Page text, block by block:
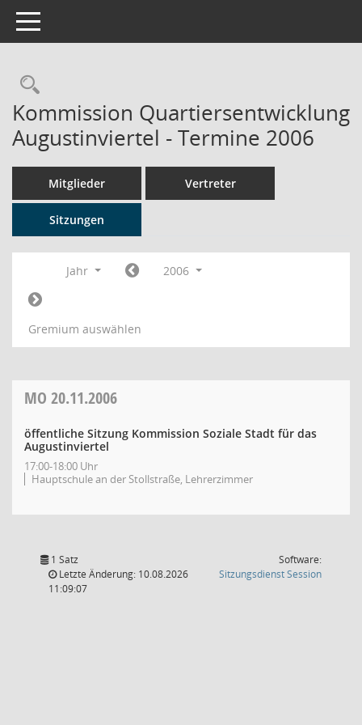
Toggle navigation
Rechercheauswahl
Kommission Quartiersentwicklung
Augustinviertel - Termine 2006
Mitglieder Vertreter
Sitzungen
Jahr 2006
Gremium auswählen
MO 20.11.2006
öffentliche Sitzung Kommission Soziale Stadt für das
Augustinviertel
17:00-18:00 Uhr
Hauptschule an der Stollstraße, Lehrerzimmer
1 Satz
Letzte Änderung: 10.08.2026
11:09:07
Software:
SitzungsdienstSession(Wird in